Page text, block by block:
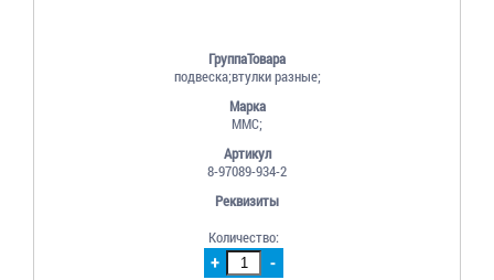
ГруппаТовара
подвеска;втулки разные;
Марка
MMC;
Артикул
8-97089-934-2
Реквизиты
+ -
Количество: